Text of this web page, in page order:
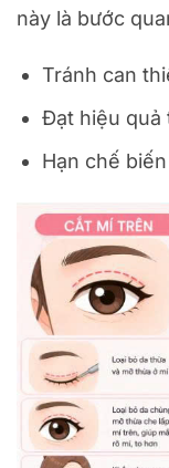
này là bước
Tránh can
Đạt hiệu quả
Hạn chế